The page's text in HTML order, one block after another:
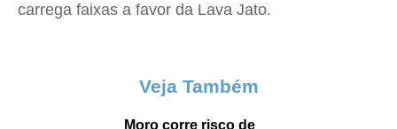
carrega faixas a favor da Lava Jato.
Veja Também
Moro corre risco de